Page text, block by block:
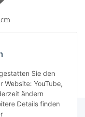
Sie den
Website: YouTube,
ändern
Details finden